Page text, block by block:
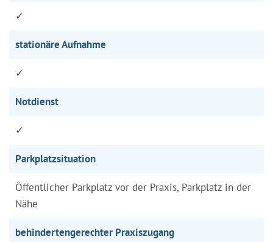
✓
stationäre Aufnahme
✓
Notdienst
✓
Parkplatzsituation
Öffentlicher Parkplatz vor der Praxis, Parkplatz in der
Nähe
behindertengerechter Praxiszugang